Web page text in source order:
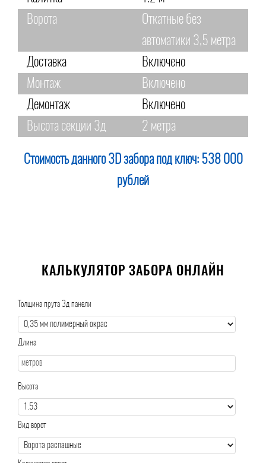
Ворота
Откатные без
автоматики 3,5 метра
Доставка
Включено
Монтаж
Включено
Демонтаж
Включено
Высота секции 3д
2 метра
Стоимость данного 3D забора под ключ: 538 000
рублей
КАЛЬКУЛЯТОР ЗАБОРА ОНЛАЙН
Толщина прута 3д панели
Длина
Высота
Вид ворот